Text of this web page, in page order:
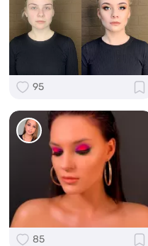
95
85